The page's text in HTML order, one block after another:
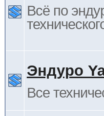
Всё по
Эндуро
Все